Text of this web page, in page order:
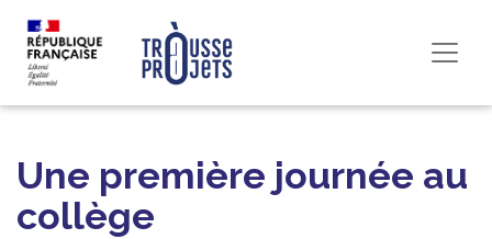
Une première journée au
collège